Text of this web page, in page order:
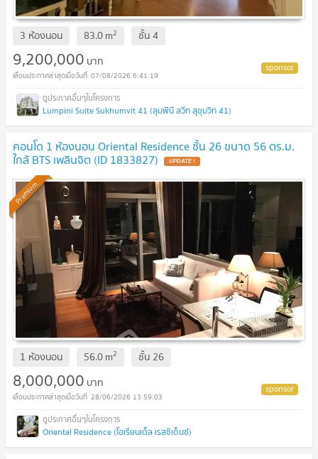
3 ห้องนอน 83.0m2 ชั้น4
9,200,000 บาท
07/08/2026 6:41:19
Lumpini Suite Sukhumvit 41 (ลุมพินี สวีท สุขุมวิท 41)
คอนโด 1 ห้องนอน Oriental Residence ชั้น 26 ขนาด 56 ตร.ม.
ใกล้ BTS เพลินจิต (ID 1833827) UPDATE !
Premium
1 ห้องนอน 56.0m2 ชั้น 26
8,000,000 บาท
28/06/2026 13:59:03
Oriental Residence (โอเรียนเต็ล เรสซิเด็นซ์)